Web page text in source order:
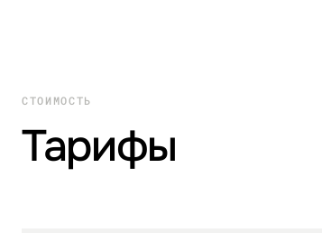
СТОИМОСТЬ
Тарифы